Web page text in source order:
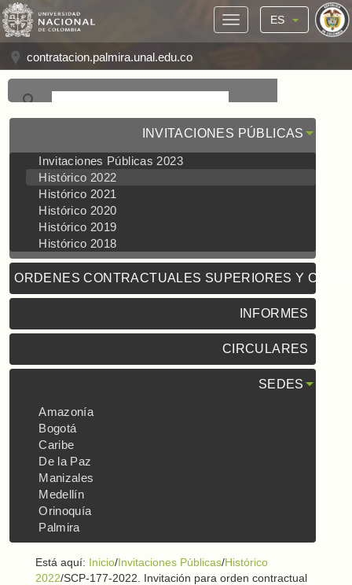
ES
contratacion.palmira.unal.edu.co
INVITACIONES PÚBLICAS
Invitaciones Públicas 2023
Histórico 2022
Histórico 2021
Histórico 2020
Histórico 2019
Histórico 2018
ORDENES CONTRACTUALES SUPERIORES Y
INFORMES
CIRCULARES
SEDES
Amazonía
Bogotá
Caribe
De la Paz
Manizales
Medellín
Orinoquía
Palmira
Está aquí: Inicio/Invitaciones Públicas/Histórico
2022/SCP-177-2022. Invitación para orden contractual